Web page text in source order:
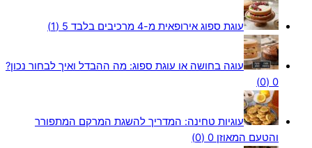
עוגת ספוג אירופאית מ-4 מרכיבים בלבד 5 (1)
עוגה בחושה או עוגת ספוג: מה ההבדל ואיך לבחור נכון?
0 (0)
עוגיות טחינה: המדריך להשגת המרקם המתפורר
והטעם המאוזן 0 (0)